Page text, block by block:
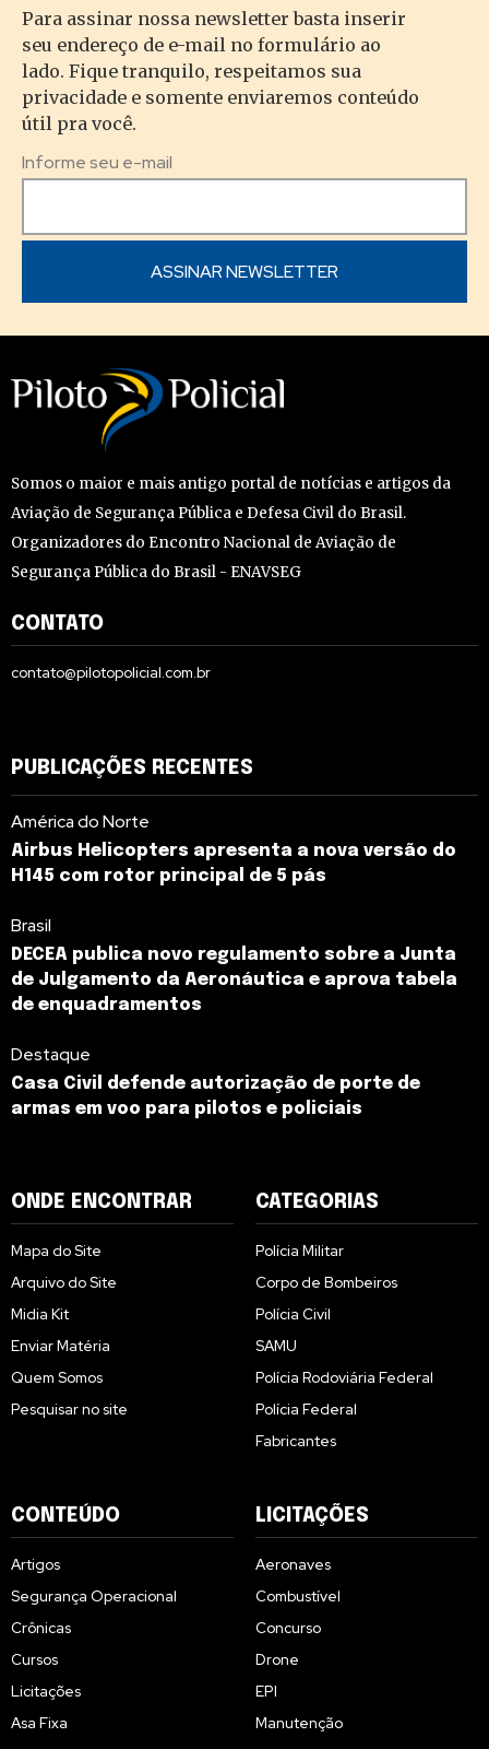
Para assinar nossa newsletter basta inserir
seu endereço de e-mail no formulário ao
lado. Fique tranquilo, respeitamos sua
privacidade e somente enviaremos conteúdo
útil pra você.
Informe seu e-mail
Somos o maior e mais antigo portal de notícias e artigos da
Aviação de Segurança Pública e Defesa Civil do Brasil.
Organizadores do Encontro Nacional de Aviação de
Segurança Pública do Brasil - ENAVSEG
CONTATO
contato@pilotopolicial.com.br
PUBLICAÇÕES RECENTES
América do Norte
Airbus Helicopters apresenta a nova versão do
H145 com rotor principal de 5 pás
Brasil
DECEA publica novo regulamento sobre a Junta
de Julgamento da Aeronáutica e aprova tabela
de enquadramentos
Destaque
Casa Civil defende autorização de porte de
armas em voo para pilotos e policiais
ONDE ENCONTRAR
Mapa do Site
Arquivo do Site
Midia Kit
Enviar Matéria
Quem Somos
Pesquisar no site
CATEGORIAS
Polícia Militar
Corpo de Bombeiros
Polícia Civil
SAMU
Polícia Rodoviária Federal
Polícia Federal
Fabricantes
CONTEÚDO
Artigos
Segurança Operacional
Crônicas
Cursos
Licitações
Asa Fixa
LICITAÇÕES
Aeronaves
Combustível
Concurso
Drone
EPI
Manutenção